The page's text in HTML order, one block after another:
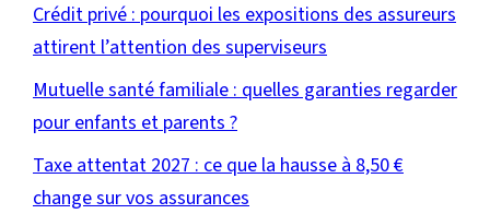
Crédit privé : pourquoi les expositions des assureurs
attirent l’attention des superviseurs
Mutuelle santé familiale : quelles garanties regarder
pour enfants et parents ?
Taxe attentat 2027 : ce que la hausse à 8,50 €
change sur vos assurances